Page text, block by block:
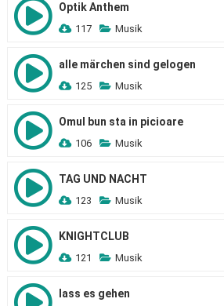
Optik Anthem
117 Musik
alle märchen sind gelogen
125 Musik
Omul bun sta in picioare
106 Musik
TAG UND NACHT
123 Musik
KNIGHTCLUB
121 Musik
lass es gehen